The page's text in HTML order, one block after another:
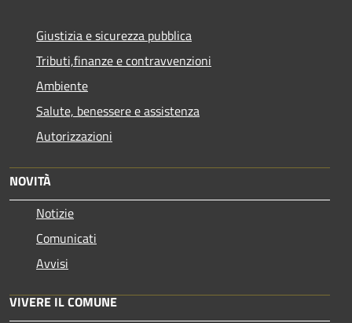
Giustizia e sicurezza pubblica
Tributi,finanze e contravvenzioni
Ambiente
Salute, benessere e assistenza
Autorizzazioni
NOVITÀ
Notizie
Comunicati
Avvisi
VIVERE IL COMUNE